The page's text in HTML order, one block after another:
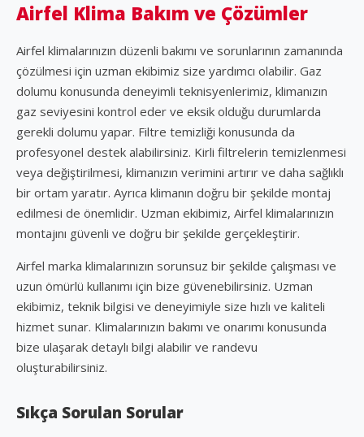
Airfel Klima Bakım ve Çözümler
Airfel klimalarınızın düzenli bakımı ve sorunlarının zamanında
çözülmesi için uzman ekibimiz size yardımcı olabilir. Gaz
dolumu konusunda deneyimli teknisyenlerimiz, klimanızın
gaz seviyesini kontrol eder ve eksik olduğu durumlarda
gerekli dolumu yapar. Filtre temizliği konusunda da
profesyonel destek alabilirsiniz. Kirli filtrelerin temizlenmesi
veya değiştirilmesi, klimanızın verimini artırır ve daha sağlıklı
bir ortam yaratır. Ayrıca klimanın doğru bir şekilde montaj
edilmesi de önemlidir. Uzman ekibimiz, Airfel klimalarınızın
montajını güvenli ve doğru bir şekilde gerçekleştirir.
Airfel marka klimalarınızın sorunsuz bir şekilde çalışması ve
uzun ömürlü kullanımı için bize güvenebilirsiniz. Uzman
ekibimiz, teknik bilgisi ve deneyimiyle size hızlı ve kaliteli
hizmet sunar. Klimalarınızın bakımı ve onarımı konusunda
bize ulaşarak detaylı bilgi alabilir ve randevu
oluşturabilirsiniz.
Sıkça Sorulan Sorular